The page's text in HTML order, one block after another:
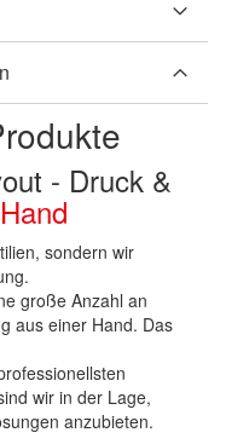
- Druck &
sondern wir
große Anzahl an
aus einer Hand. Das
wir in der Lage,
anzubieten.